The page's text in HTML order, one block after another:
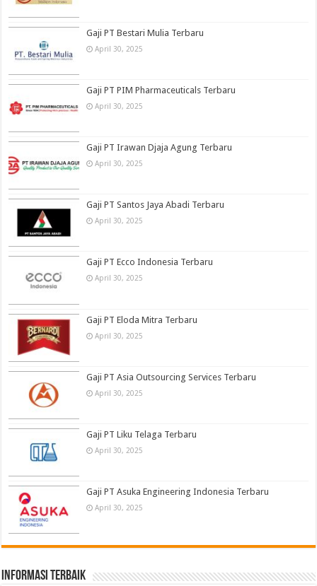
Gaji PT Bestari Mulia Terbaru
April 30, 2025
Gaji PT PIM Pharmaceuticals Terbaru
April 30, 2025
Gaji PT Irawan Djaja Agung Terbaru
April 30, 2025
Gaji PT Santos Jaya Abadi Terbaru
April 30, 2025
Gaji PT Ecco Indonesia Terbaru
April 30, 2025
Gaji PT Eloda Mitra Terbaru
April 30, 2025
Gaji PT Asia Outsourcing Services Terbaru
April 30, 2025
Gaji PT Liku Telaga Terbaru
April 30, 2025
Gaji PT Asuka Engineering Indonesia Terbaru
April 30, 2025
informasi terbaik